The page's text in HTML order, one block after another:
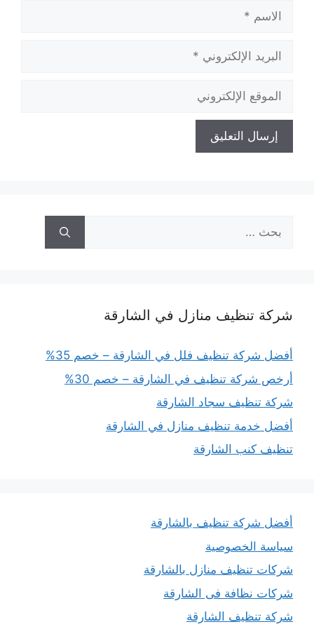
الاسم
البريد
الإلكتروني
الموقع
الإلكتروني
عن:
شركة تنظيف منازل في الشارقة
أفضل شركة تنظيف فلل في الشارقة – خصم 35%
أرخص شركة تنظيف في الشارقة – خصم 30%
شركة تنظيف سجاد الشارقة
أفضل خدمة تنظيف منازل في الشارقة
تنظيف كنب الشارقة
أفضل شركة تنظيف بالشارقة
سياسة الخصوصية
شركات تنظيف منازل بالشارقة
شركات نظافة فى الشارقة
شركة تنظيف الشارقة